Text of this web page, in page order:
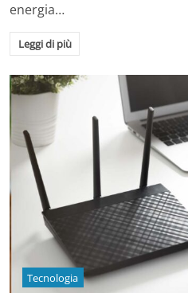
energia…
Leggi di più
Tecnologia